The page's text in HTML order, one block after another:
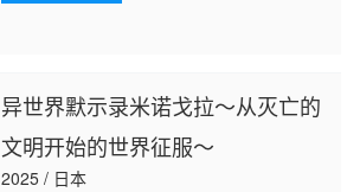
异世界默示录米诺戈拉～从灭亡的
文明开始的世界征服～
2025 / 日本